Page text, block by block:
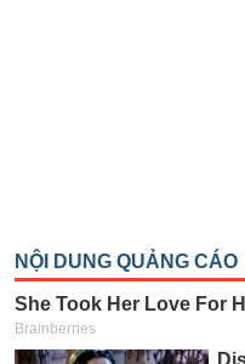
CÔNG
NGHỆ